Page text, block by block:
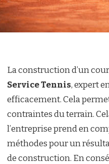
La construction d’un
Service Tennis, expert
efficacement. Cela
contraintes du terrain.
l’entreprise prend en
méthodes pour un
de construction. En